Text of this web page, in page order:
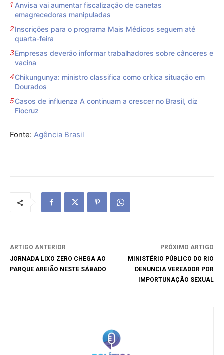
Anvisa vai aumentar fiscalização de canetas
emagrecedoras manipuladas
Inscrições para o programa Mais Médicos seguem até
quarta-feira
Empresas deverão informar trabalhadores sobre cânceres e
vacina
Chikungunya: ministro classifica como crítica situação em
Dourados
Casos de influenza A continuam a crescer no Brasil, diz
Fiocruz
Fonte: Agência Brasil
ARTIGO ANTERIOR
JORNADA LIXO ZERO CHEGA AO
PARQUE AREIÃO NESTE SÁBADO
PRÓXIMO ARTIGO
MINISTÉRIO PÚBLICO DO RIO
DENUNCIA VEREADOR POR
IMPORTUNAÇÃO SEXUAL